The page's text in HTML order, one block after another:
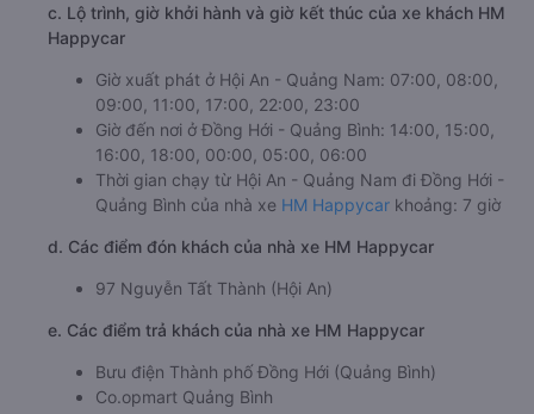
c. Lộ trình, giờ khởi hành và giờ kết thúc của xe khách HM
Happycar
Giờ xuất phát ở Hội An - Quảng Nam: 07:00, 08:00,
09:00, 11:00, 17:00, 22:00, 23:00
Giờ đến nơi ở Đồng Hới - Quảng Bình: 14:00, 15:00,
16:00, 18:00, 00:00, 05:00, 06:00
Thời gian chạy từ Hội An - Quảng Nam đi Đồng Hới -
Quảng Bình của nhà xe HM Happycar khoảng: 7 giờ
d. Các điểm đón khách của nhà xe HM Happycar
97 Nguyễn Tất Thành (Hội An)
e. Các điểm trả khách của nhà xe HM Happycar
Bưu điện Thành phố Đồng Hới (Quảng Bình)
Co.opmart Quảng Bình